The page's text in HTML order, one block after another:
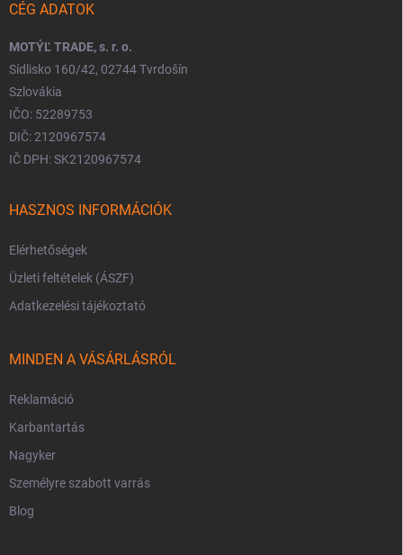
CÉG ADATOK
MOTÝĽ TRADE, s. r. o.
Sídlisko 160/42, 02744 Tvrdošín
Szlovákia
IČO: 52289753
DIČ: 2120967574
IČ DPH: SK2120967574
HASZNOS INFORMÁCIÓK
Elérhetőségek
Üzleti feltételek (ÁSZF)
Adatkezelési tájékoztató
MINDEN A VÁSÁRLÁSRÓL
Reklamáció
Karbantartás
Nagyker
Személyre szabott varrás
Blog